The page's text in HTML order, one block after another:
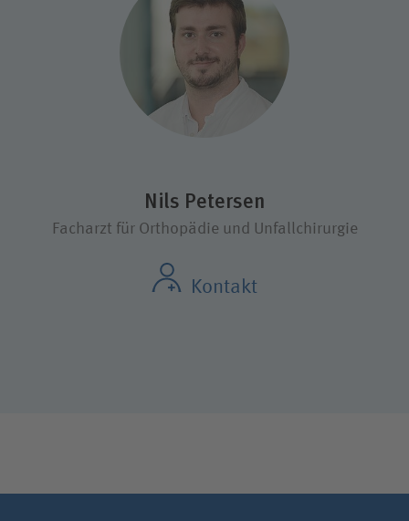
Nils Petersen
Facharzt für Orthopädie und Unfallchirurgie
Kontakt